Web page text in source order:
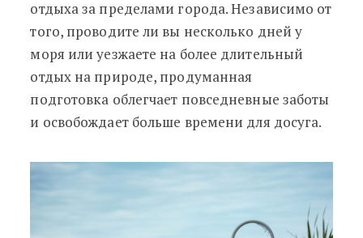
отдыха за пределами города. Независимо от
того, проводите ли вы несколько дней у
моря или уезжаете на более длительный
отдых на природе, продуманная
подготовка облегчает повседневные заботы
и освобождает больше времени для досуга.